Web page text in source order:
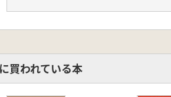
九州の須恵器生産に関する一考
富山県における経塚のランドス
「山寺」論序説(一)(時枝務)東国
買われている本